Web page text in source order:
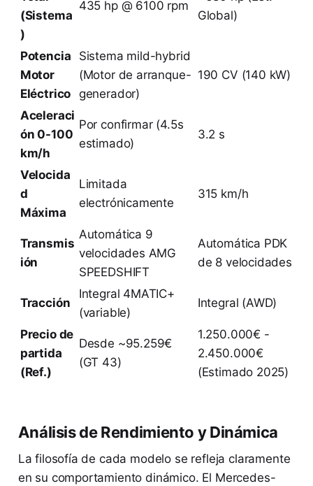
(Sistema
)
435 hp @ 6100 rpm
Global)
Potencia
Motor
Eléctrico
Sistema mild-hybrid
(Motor de arranque-
generador)
190 CV (140 kW)
Aceleraci
ón 0-100
km/h
Por confirmar (4.5s
estimado)
3.2 s
Velocida
d
Máxima
Limitada
electrónicamente
315 km/h
Transmis
ión
Automática 9
velocidades AMG
SPEEDSHIFT
Automática PDK
de 8 velocidades
Tracción
Integral 4MATIC+
(variable)
Integral (AWD)
Precio de
partida
(Ref.)
Desde ~95.259€
(GT 43)
1.250.000€ -
2.450.000€
(Estimado 2025)
Análisis de Rendimiento y Dinámica
La filosofía de cada modelo se refleja claramente
en su comportamiento dinámico. El Mercedes-